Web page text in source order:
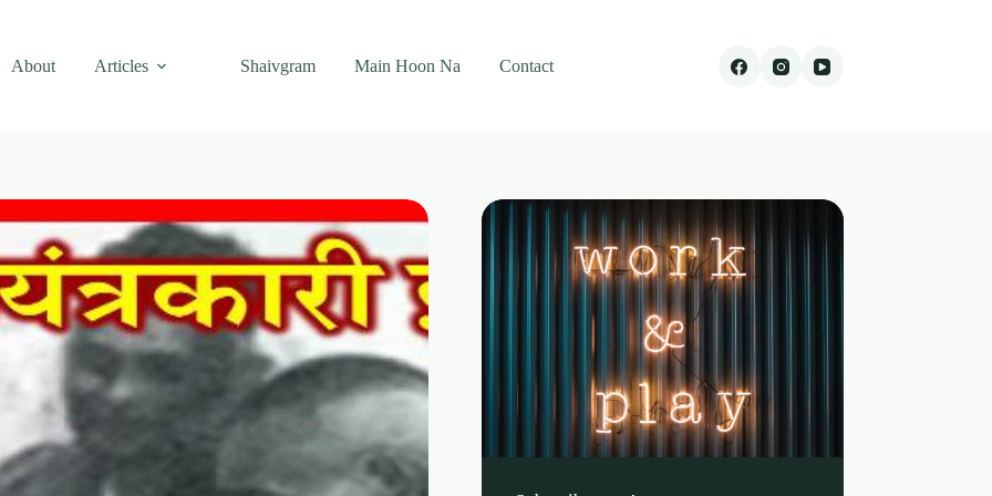
About Articles Shaivgram Main Hoon Na Contact